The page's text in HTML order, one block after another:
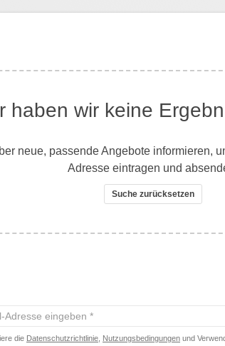
haben wir keine
neue, passende Angebote informieren,
Adresse eintragen und
Suche zurücksetzen
die Datenschutzrichtlinie Nutzungsbedingungen und